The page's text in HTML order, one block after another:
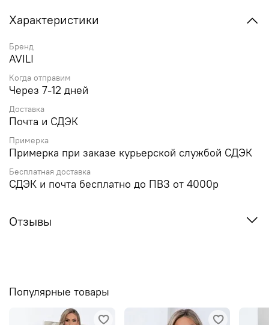
Характеристики
Бренд
AVILI
Когда отправим
Через 7-12 дней
Доставка
Почта и СДЭК
Примерка
Примерка при заказе курьерской службой СДЭК
Бесплатная доставка
СДЭК и почта бесплатно до ПВЗ от 4000р
Отзывы
Популярные товары